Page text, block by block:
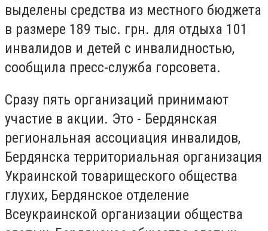
выделены средства из местного бюджета
в размере 189 тыс. грн. для отдыха 101
инвалидов и детей с инвалидностью,
сообщила пресс-служба горсовета.
Сразу пять организаций принимают
участие в акции. Это - Бердянская
региональная ассоциация инвалидов,
Бердянска территориальная организация
Украинской товарищеского общества
глухих, Бердянское отделение
Всеукраинской организации общества